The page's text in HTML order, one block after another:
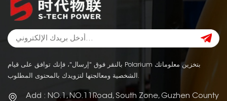
بالنقر فوق "إرسال"، فإنك توافق على قيام Polarium بتخزين معلوماتك
الشخصية ومعالجتها لتزويدك بالمحتوى المطلوب.
Add : NO.1, NO.11Road, South Zone, Guzhen County